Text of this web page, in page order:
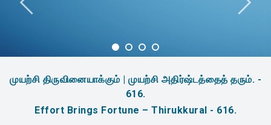
முயற்சி திருவினையாக்கும் | முயற்சி அதிர்ஷ்டத்தைத் தரும். -
616.
Effort Brings Fortune – Thirukkural - 616.